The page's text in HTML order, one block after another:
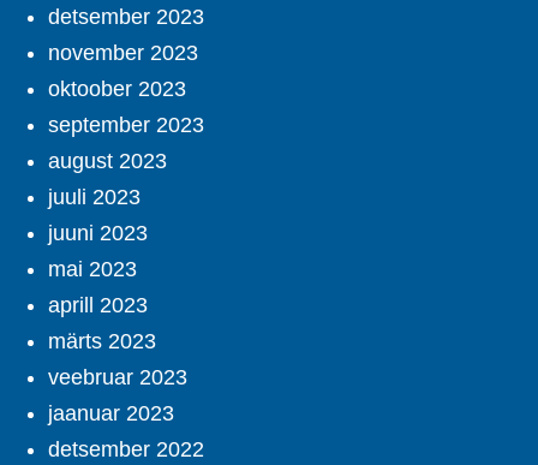
detsember 2023
november 2023
oktoober 2023
september 2023
august 2023
juuli 2023
juuni 2023
mai 2023
aprill 2023
märts 2023
veebruar 2023
jaanuar 2023
detsember 2022